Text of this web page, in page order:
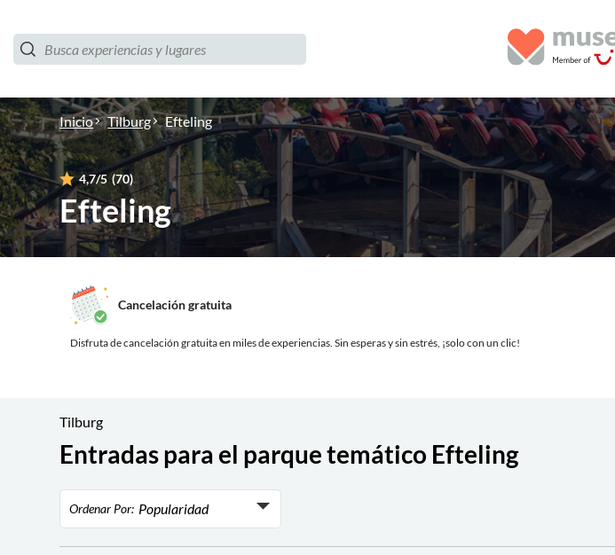
Inicio Tilburg Efteling
4,7/5 (70)
Efteling
Cancelación gratuita
Disfruta de cancelación gratuita en miles de experiencias. Sin esperas y sin estrés, ¡solo con un clic!
Tilburg
Entradas para el parque temático Efteling
Ordenar Por: Popularidad